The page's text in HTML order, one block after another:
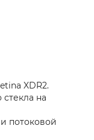
XDR2.
на
потоковой